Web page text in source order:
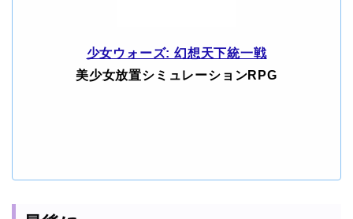
少女ウォーズ: 幻想天下統一戦
美少女放置シミュレーションRPG